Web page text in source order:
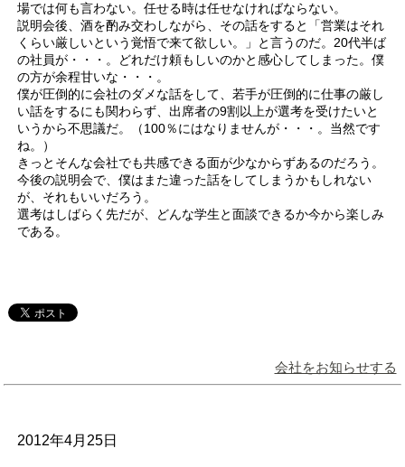
場では何も言わない。任せる時は任せなければならない。
説明会後、酒を酌み交わしながら、その話をすると「営業はそれ
くらい厳しいという覚悟で来て欲しい。」と言うのだ。20代半ば
の社員が・・・。どれだけ頼もしいのかと感心してしまった。僕
の方が余程甘いな・・・。
僕が圧倒的に会社のダメな話をして、若手が圧倒的に仕事の厳し
い話をするにも関わらず、出席者の9割以上が選考を受けたいと
いうから不思議だ。（100％にはなりませんが・・・。当然です
ね。）
きっとそんな会社でも共感できる面が少なからずあるのだろう。
今後の説明会で、僕はまた違った話をしてしまうかもしれない
が、それもいいだろう。
選考はしばらく先だが、どんな学生と面談できるか今から楽しみ
である。
会社をお知らせする
2012年4月25日